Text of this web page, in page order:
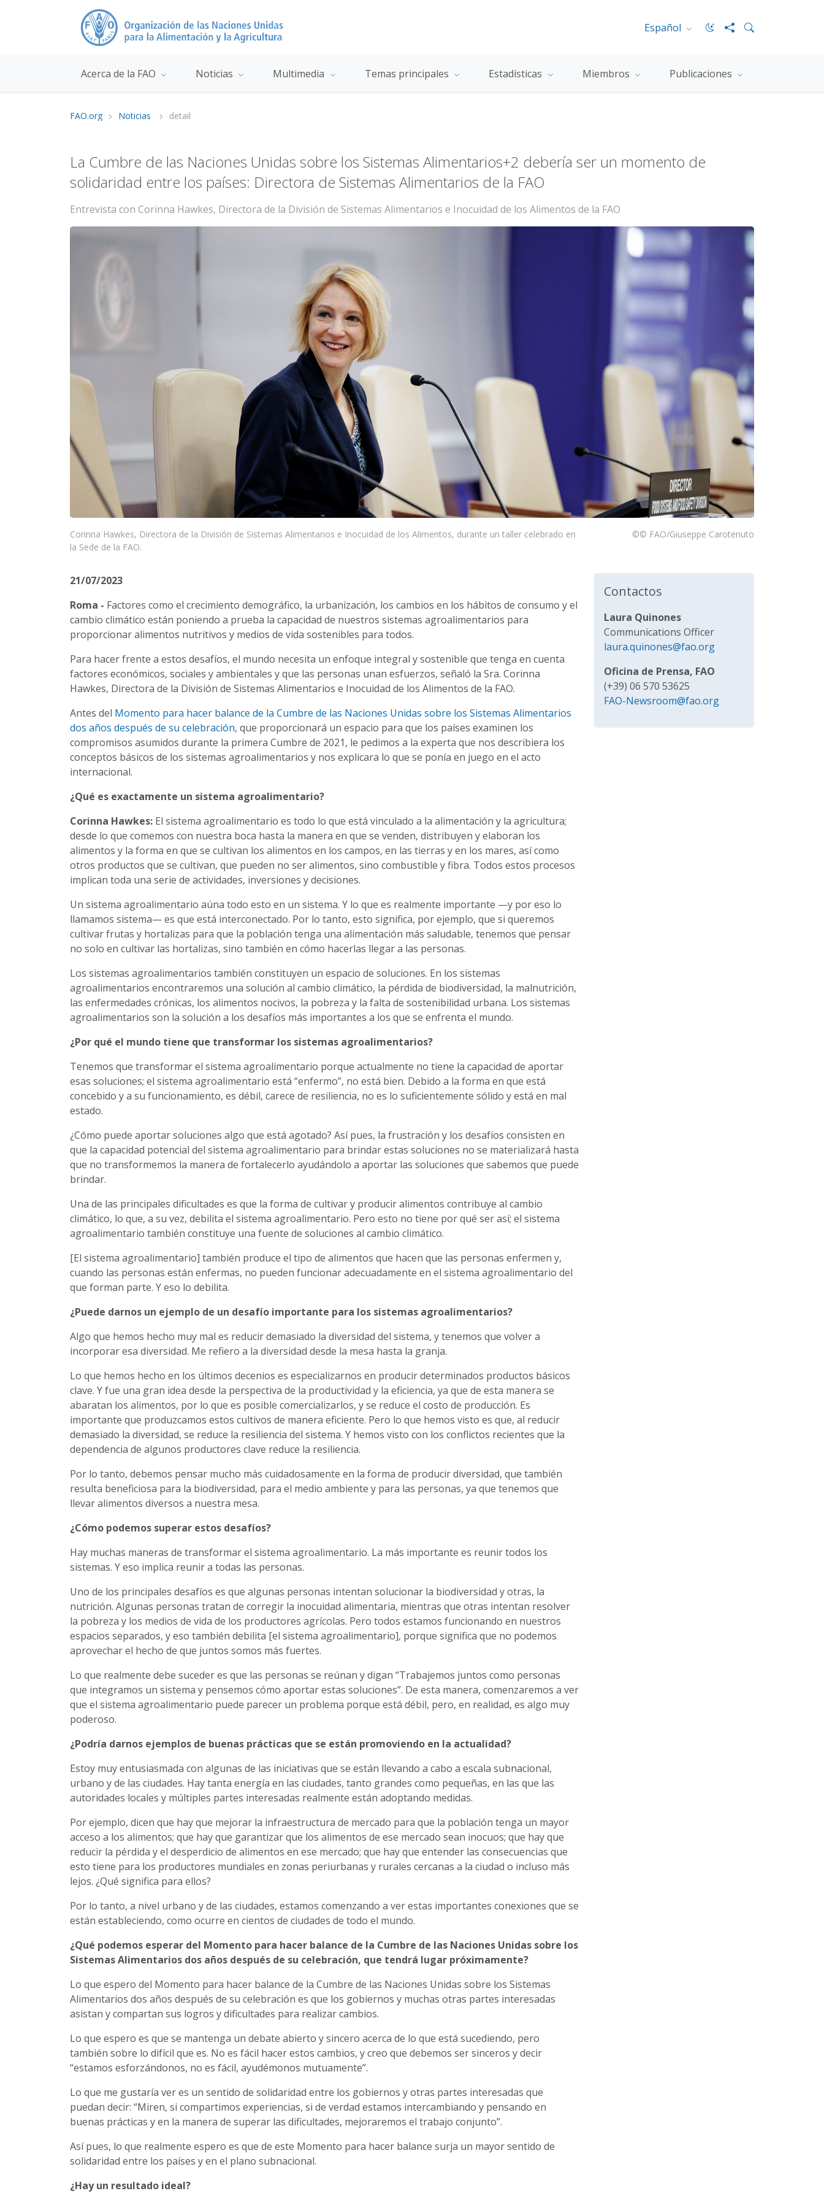
Español
Acerca de la FAO Noticias Multimedia Temas principales Estadísticas Miembros Publicaciones
FAO.org Noticias detail
La Cumbre de las Naciones Unidas sobre los Sistemas Alimentarios+2 debería ser un momento de
solidaridad entre los países: Directora de Sistemas Alimentarios de la FAO
Entrevista con Corinna Hawkes, Directora de la División de Sistemas Alimentarios e Inocuidad de los Alimentos de la FAO
Corinna Hawkes, Directora de la División de Sistemas Alimentarios e Inocuidad de los Alimentos, durante un taller celebrado en
la Sede de la FAO.
©© FAO/Giuseppe Carotenuto
21/07/2023
Roma - Factores como el crecimiento demográfico, la urbanización, los cambios en los hábitos de consumo y el
cambio climático están poniendo a prueba la capacidad de nuestros sistemas agroalimentarios para
proporcionar alimentos nutritivos y medios de vida sostenibles para todos.
Para hacer frente a estos desafíos, el mundo necesita un enfoque integral y sostenible que tenga en cuenta
factores económicos, sociales y ambientales y que las personas unan esfuerzos, señaló la Sra. Corinna
Hawkes, Directora de la División de Sistemas Alimentarios e Inocuidad de los Alimentos de la FAO.
Antes del Momento para hacer balance de la Cumbre de las Naciones Unidas sobre los Sistemas Alimentarios
dos años después de su celebración, que proporcionará un espacio para que los países examinen los
compromisos asumidos durante la primera Cumbre de 2021, le pedimos a la experta que nos describiera los
conceptos básicos de los sistemas agroalimentarios y nos explicara lo que se ponía en juego en el acto
internacional.
¿Qué es exactamente un sistema agroalimentario?
Corinna Hawkes: El sistema agroalimentario es todo lo que está vinculado a la alimentación y la agricultura;
desde lo que comemos con nuestra boca hasta la manera en que se venden, distribuyen y elaboran los
alimentos y la forma en que se cultivan los alimentos en los campos, en las tierras y en los mares, así como
otros productos que se cultivan, que pueden no ser alimentos, sino combustible y fibra. Todos estos procesos
implican toda una serie de actividades, inversiones y decisiones.
Un sistema agroalimentario aúna todo esto en un sistema. Y lo que es realmente importante —y por eso lo
llamamos sistema— es que está interconectado. Por lo tanto, esto significa, por ejemplo, que si queremos
cultivar frutas y hortalizas para que la población tenga una alimentación más saludable, tenemos que pensar
no solo en cultivar las hortalizas, sino también en cómo hacerlas llegar a las personas.
Los sistemas agroalimentarios también constituyen un espacio de soluciones. En los sistemas
agroalimentarios encontraremos una solución al cambio climático, la pérdida de biodiversidad, la malnutrición,
las enfermedades crónicas, los alimentos nocivos, la pobreza y la falta de sostenibilidad urbana. Los sistemas
agroalimentarios son la solución a los desafíos más importantes a los que se enfrenta el mundo.
¿Por qué el mundo tiene que transformar los sistemas agroalimentarios?
Tenemos que transformar el sistema agroalimentario porque actualmente no tiene la capacidad de aportar
esas soluciones; el sistema agroalimentario está “enfermo”, no está bien. Debido a la forma en que está
concebido y a su funcionamiento, es débil, carece de resiliencia, no es lo suficientemente sólido y está en mal
estado.
¿Cómo puede aportar soluciones algo que está agotado? Así pues, la frustración y los desafíos consisten en
que la capacidad potencial del sistema agroalimentario para brindar estas soluciones no se materializará hasta
que no transformemos la manera de fortalecerlo ayudándolo a aportar las soluciones que sabemos que puede
brindar.
Una de las principales dificultades es que la forma de cultivar y producir alimentos contribuye al cambio
climático, lo que, a su vez, debilita el sistema agroalimentario. Pero esto no tiene por qué ser así; el sistema
agroalimentario también constituye una fuente de soluciones al cambio climático.
[El sistema agroalimentario] también produce el tipo de alimentos que hacen que las personas enfermen y,
cuando las personas están enfermas, no pueden funcionar adecuadamente en el sistema agroalimentario del
que forman parte. Y eso lo debilita.
¿Puede darnos un ejemplo de un desafío importante para los sistemas agroalimentarios?
Algo que hemos hecho muy mal es reducir demasiado la diversidad del sistema, y tenemos que volver a
incorporar esa diversidad. Me refiero a la diversidad desde la mesa hasta la granja.
Lo que hemos hecho en los últimos decenios es especializarnos en producir determinados productos básicos
clave. Y fue una gran idea desde la perspectiva de la productividad y la eficiencia, ya que de esta manera se
abaratan los alimentos, por lo que es posible comercializarlos, y se reduce el costo de producción. Es
importante que produzcamos estos cultivos de manera eficiente. Pero lo que hemos visto es que, al reducir
demasiado la diversidad, se reduce la resiliencia del sistema. Y hemos visto con los conflictos recientes que la
dependencia de algunos productores clave reduce la resiliencia.
Por lo tanto, debemos pensar mucho más cuidadosamente en la forma de producir diversidad, que también
resulta beneficiosa para la biodiversidad, para el medio ambiente y para las personas, ya que tenemos que
llevar alimentos diversos a nuestra mesa.
¿Cómo podemos superar estos desafíos?
Hay muchas maneras de transformar el sistema agroalimentario. La más importante es reunir todos los
sistemas. Y eso implica reunir a todas las personas.
Uno de los principales desafíos es que algunas personas intentan solucionar la biodiversidad y otras, la
nutrición. Algunas personas tratan de corregir la inocuidad alimentaria, mientras que otras intentan resolver
la pobreza y los medios de vida de los productores agrícolas. Pero todos estamos funcionando en nuestros
espacios separados, y eso también debilita [el sistema agroalimentario], porque significa que no podemos
aprovechar el hecho de que juntos somos más fuertes.
Lo que realmente debe suceder es que las personas se reúnan y digan “Trabajemos juntos como personas
que integramos un sistema y pensemos cómo aportar estas soluciones”. De esta manera, comenzaremos a ver
que el sistema agroalimentario puede parecer un problema porque está débil, pero, en realidad, es algo muy
poderoso.
¿Podría darnos ejemplos de buenas prácticas que se están promoviendo en la actualidad?
Estoy muy entusiasmada con algunas de las iniciativas que se están llevando a cabo a escala subnacional,
urbano y de las ciudades. Hay tanta energía en las ciudades, tanto grandes como pequeñas, en las que las
autoridades locales y múltiples partes interesadas realmente están adoptando medidas.
Por ejemplo, dicen que hay que mejorar la infraestructura de mercado para que la población tenga un mayor
acceso a los alimentos; que hay que garantizar que los alimentos de ese mercado sean inocuos; que hay que
reducir la pérdida y el desperdicio de alimentos en ese mercado; que hay que entender las consecuencias que
esto tiene para los productores mundiales en zonas periurbanas y rurales cercanas a la ciudad o incluso más
lejos. ¿Qué significa para ellos?
Por lo tanto, a nivel urbano y de las ciudades, estamos comenzando a ver estas importantes conexiones que se
están estableciendo, como ocurre en cientos de ciudades de todo el mundo.
¿Qué podemos esperar del Momento para hacer balance de la Cumbre de las Naciones Unidas sobre los
Sistemas Alimentarios dos años después de su celebración, que tendrá lugar próximamente?
Lo que espero del Momento para hacer balance de la Cumbre de las Naciones Unidas sobre los Sistemas
Alimentarios dos años después de su celebración es que los gobiernos y muchas otras partes interesadas
asistan y compartan sus logros y dificultades para realizar cambios.
Lo que espero es que se mantenga un debate abierto y sincero acerca de lo que está sucediendo, pero
también sobre lo difícil que es. No es fácil hacer estos cambios, y creo que debemos ser sinceros y decir
“estamos esforzándonos, no es fácil, ayudémonos mutuamente”.
Lo que me gustaría ver es un sentido de solidaridad entre los gobiernos y otras partes interesadas que
puedan decir: “Miren, si compartimos experiencias, si de verdad estamos intercambiando y pensando en
buenas prácticas y en la manera de superar las dificultades, mejoraremos el trabajo conjunto”.
Así pues, lo que realmente espero es que de este Momento para hacer balance surja un mayor sentido de
solidaridad entre los países y en el plano subnacional.
¿Hay un resultado ideal?
Contactos
Laura Quinones
Communications Officer
laura.quinones@fao.org
Oficina de Prensa, FAO
(+39) 06 570 53625
FAO-Newsroom@fao.org